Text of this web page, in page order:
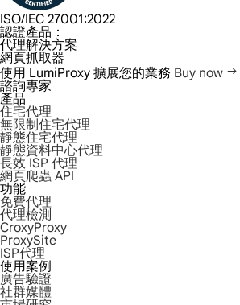
ISO/IEC 27001:2022
認證產品：
代理解決方案
網頁抓取器
使用 LumiProxy 擴展您的業務 Buy now
諮詢專家
產品
住宅代理
無限制住宅代理
靜態住宅代理
靜態資料中心代理
長效 ISP 代理
網頁爬蟲 API
功能
免費代理
代理檢測
CroxyProxy
ProxySite
ISP代理
使用案例
廣告驗證
社群媒體